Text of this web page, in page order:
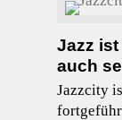
Jazz
auch
Jazzcity